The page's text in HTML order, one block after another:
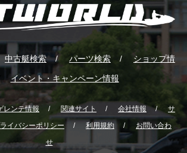
中古艇検索 パーツ検索 ショップ情
イベント・キャンペーン情報
レンテ情報 関連サイト 会社情報
サ
イバシーポリシー 利用規約
お問い合わ
せ